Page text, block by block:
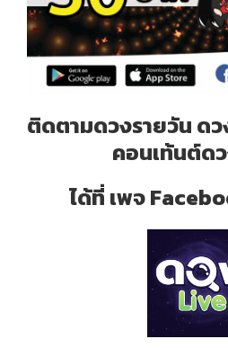
ติดตามดวงรายวัน ด
คอนเท้นต์ด
ได้ที่ เพจ